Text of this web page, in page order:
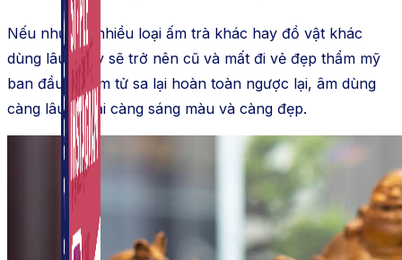
Nếu như với nhiều loại ấm trà khác hay đồ vật khác
dùng lâu ngày sẽ trở nên cũ và mất đi vẻ đẹp thẩm mỹ
ban đầu thì ấm tử sa lại hoàn toàn ngược lại, âm dùng
càng lâu thì lại càng sáng màu và càng đẹp.